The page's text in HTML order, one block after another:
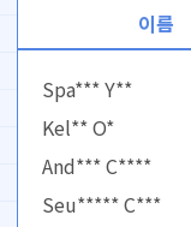
이름
Spa*** Y**
Kel** O*
And*** C****
Seu***** C***